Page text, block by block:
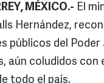
MÉXICO.- El
Hernández,
públicos del
aún coludidos con
todo el país.